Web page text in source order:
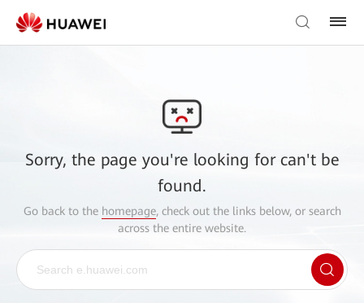
Sorry, the page you're looking for can't be
found.
Go back to the homepage, check out the links below, or search
across the entire website.